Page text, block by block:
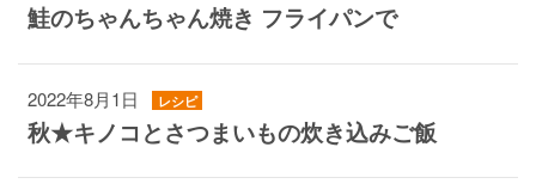
鮭のちゃんちゃん焼き フライパンで
2022年8月1日 レシピ
秋★キノコとさつまいもの炊き込みご飯